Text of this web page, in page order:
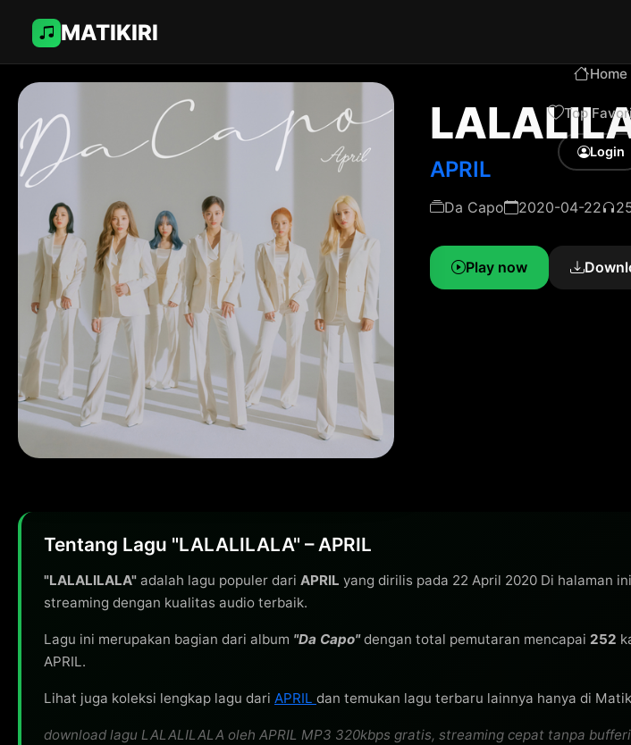
MATIKIRI
Home
Top
Login
APRIL
Da Capo 2020-04-22
Play now
Tentang Lagu "LALALILALA" – APRIL
"LALALILALA" adalah lagu populer dari APRIL yang dirilis pada 22 April 2020 Di halaman
streaming dengan kualitas audio terbaik.
Lagu ini merupakan bagian dari album "Da Capo"dengan total pemutaran mencapai 252
APRIL.
Lihat juga koleksi lengkap lagu dari APRIL dan temukan lagu terbaru lainnya hanya di
download lagu LALALILALA oleh APRIL MP3 320kbps gratis, streaming cepat tanpa